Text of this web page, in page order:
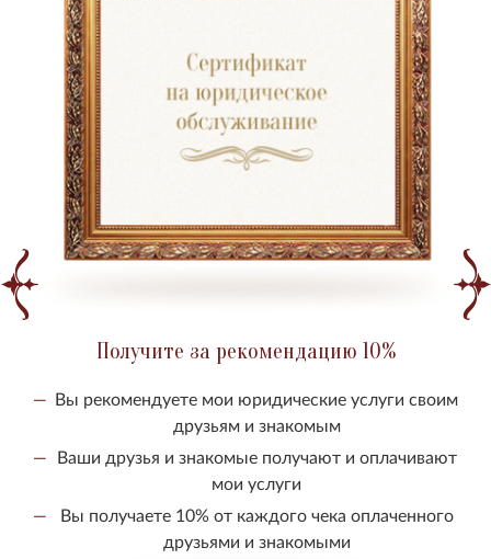
Получите за рекомендацию 10%
Вы рекомендуете мои юридические услуги своим
друзьям и знакомым
Ваши друзья и знакомые получают и оплачивают
мои услуги
Вы получаете 10% от каждого чека оплаченного
друзьями и знакомыми